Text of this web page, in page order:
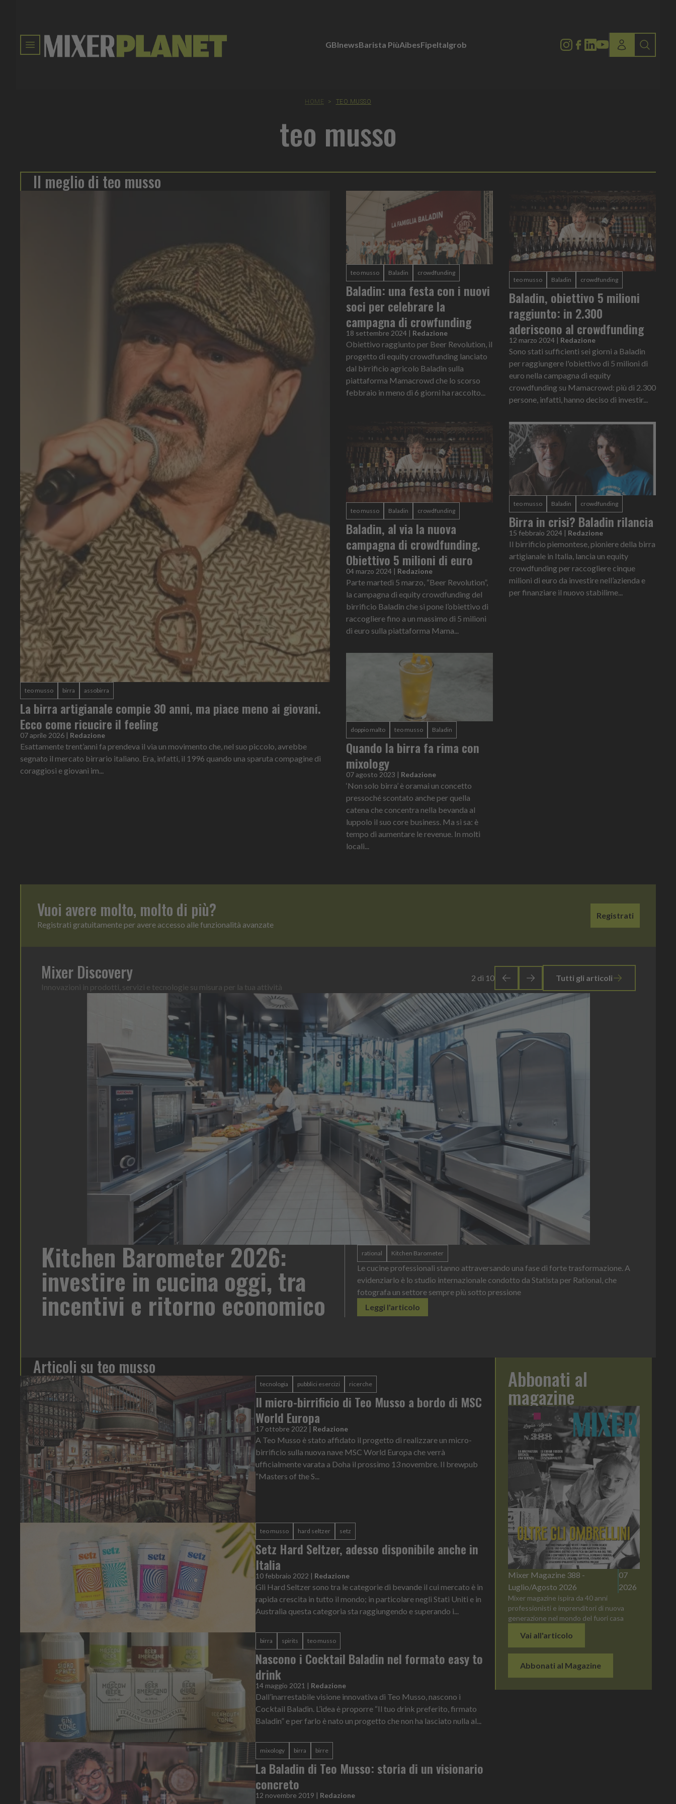
GBInewsBarista PiùAibesFipeItalgrob
HOME > TEO MUSSO
teo musso
Il meglio di teo musso
teo musso birra assobirra
La birra artigianale compie 30 anni, ma piace meno ai giovani.
Ecco come ricucire il feeling
07 aprile 2026 | Redazione
Esattamente trent’anni fa prendeva il via un movimento che, nel suo piccolo, avrebbe
segnato il mercato birrario italiano. Era, infatti, il 1996 quando una sparuta compagine di
coraggiosi e giovani im...
teo musso Baladin crowdfunding
Baladin: una festa con i nuovi
soci per celebrare la
campagna di crowfunding
18 settembre 2024 | Redazione
Obiettivo raggiunto per Beer Revolution, il
progetto di equity crowdfunding lanciato
dal birrificio agricolo Baladin sulla
piattaforma Mamacrowd che lo scorso
febbraio in meno di 6 giorni ha raccolto...
teo musso Baladin crowdfunding
Baladin, obiettivo 5 milioni
raggiunto: in 2.300
aderiscono al crowdfunding
12 marzo 2024 | Redazione
Sono stati sufficienti sei giorni a Baladin
per raggiungere l'obiettivo di 5 milioni di
euro nella campagna di equity
crowdfunding su Mamacrowd: più di 2.300
persone, infatti, hanno deciso di investir...
teo musso Baladin crowdfunding
Baladin, al via la nuova
campagna di crowdfunding.
Obiettivo 5 milioni di euro
04 marzo 2024 | Redazione
Parte martedì 5 marzo, “Beer Revolution”,
la campagna di equity crowdfunding del
birrificio Baladin che si pone l’obiettivo di
raccogliere fino a un massimo di 5 milioni
di euro sulla piattaforma Mama...
teo musso Baladin crowdfunding
Birra in crisi? Baladin rilancia
15 febbraio 2024 | Redazione
Il birrificio piemontese, pioniere della birra
artigianale in Italia, lancia un equity
crowdfunding per raccogliere cinque
milioni di euro da investire nell’azienda e
per finanziare il nuovo stabilime...
doppio malto teo musso Baladin
Quando la birra fa rima con
mixology
07 agosto 2023 | Redazione
‘Non solo birra’ è oramai un concetto
pressoché scontato anche per quella
catena che concentra nella bevanda al
luppolo il suo core business. Ma si sa: è
tempo di aumentare le revenue. In molti
locali...
Vuoi avere molto, molto di più?
Registrati gratuitamente per avere accesso alle funzionalità avanzate
Registrati
Mixer Discovery
Innovazioni in prodotti, servizi e tecnologie su misura per la tua attività
3 di 10 Tutti gli articoli
una fase di forte trasformazione. A
da Statista per Rational, che
Heinz Mayonnaise: un formato
per ogni contesto di servizio
La novità di quest'anno è la Chef Bottle 1L: ergonomica, con
contenuto e dosaggio sempre sotto controllo
Leggi l'articolo
Articoli su teo musso
tecnologia pubblici esercizi ricerche
Il micro-birrificio di Teo Musso a bordo di MSC
World Europa
17 ottobre 2022 | Redazione
A Teo Musso è stato affidato il progetto di realizzare un micro-
birrificio sulla nuova nave MSC World Europa che verrà
ufficialmente varata a Doha il prossimo 13 novembre. Il brewpub
“Masters of the S...
teo musso hard seltzer setz
Setz Hard Seltzer, adesso disponibile anche in
Italia
10 febbraio 2022 | Redazione
Gli Hard Seltzer sono tra le categorie di bevande il cui mercato è in
rapida crescita in tutto il mondo; in particolare negli Stati Uniti e in
Australia questa categoria sta raggiungendo e superando i...
birra spirits teo musso
Nascono i Cocktail Baladin nel formato easy to
drink
14 maggio 2021 | Redazione
Dall’inarrestabile visione innovativa di Teo Musso, nascono i
Cocktail Baladin. L’idea è proporre “Il tuo drink preferito, firmato
Baladin” e per farlo è nato un progetto che non ha lasciato nulla al...
mixology birra birre
La Baladin di Teo Musso: storia di un visionario
concreto
12 novembre 2019 | Redazione
Abbonati al
magazine
Mixer Magazine 388 -
Luglio/Agosto 2026
07
2026
Mixer magazine ispira da 40 anni
professionisti e imprenditori di nuova
generazione nel mondo del fuori casa
Vai all'articolo
Abbonati al Magazine